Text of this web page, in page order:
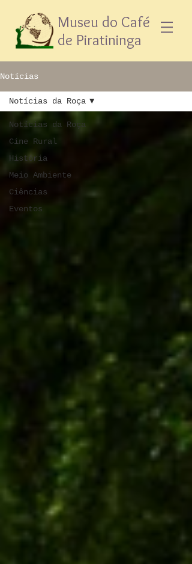
Museu do Café
de Piratininga
Notícias
Notícias da Roça
Cine Rural
História
Meio Ambiente
Ciências
Eventos
Notícias da Roça